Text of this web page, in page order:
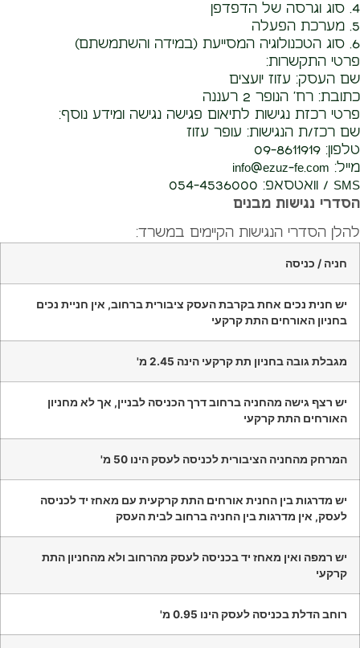
4. סוג וגרסה של הדפדפן
5. מערכת הפעלה
6. סוג הטכנולוגיה המסייעת (במידה והשתמשתם)
פרטי התקשרות:
שם העסק: עזוז יועצים
כתובת: רח' הנופר 2 רעננה
פרטי רכזת נגישות לתיאום פגישה נגישה ומידע נוסף:
שם רכז/ת הנגישות: עופר עזוז
טלפון: 09-8611919
מייל: info@ezuz-fe.com
SMS / וואטסאפ: 054-4536000
הסדרי נגישות מבנים
להלן הסדרי הנגישות הקיימים במשרד:
חניה / כניסה
יש חנית נכים אחת בקרבת העסק ציבורית ברחוב, אין חניית נכים
בחניון האורחים התת קרקעי
מגבלת גובה בחניון תת קרקעי הינה 2.45 מ'
יש רצף גישה מהחניה ברחוב דרך הכניסה לבניין, אך לא מחניון
האורחים התת קרקעי
המרחק מהחניה הציבורית לכניסה לעסק הינו 50 מ'
יש מדרגות בין החנית אורחים התת קרקעית עם מאחז יד לכניסה
לעסק, אין מדרגות בין החניה ברחוב לבית העסק
יש רמפה ואין מאחז יד בכניסה לעסק מהרחוב ולא מהחניון התת
קרקעי
רוחב הדלת בכניסה לעסק הינו 0.95 מ'